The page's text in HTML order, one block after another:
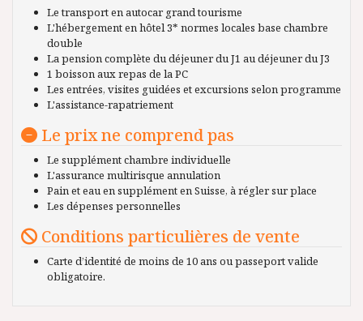
Le transport en autocar grand tourisme
L'hébergement en hôtel 3* normes locales base chambre
double
La pension complète du déjeuner du J1 au déjeuner du J3
1 boisson aux repas de la PC
Les entrées, visites guidées et excursions selon programme
L'assistance-rapatriement
Le prix ne comprend pas
Le supplément chambre individuelle
L'assurance multirisque annulation
Pain et eau en supplément en Suisse, à régler sur place
Les dépenses personnelles
Conditions particulières de vente
Carte d’identité de moins de 10 ans ou passeport valide
obligatoire.